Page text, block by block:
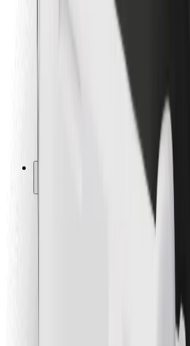
Para usuarios
Para conductores
Para repartidores
Para propietarios de flota
Para restaurantes
Bolt para empresas
Términos y Condiciones
¡Conseguí un viaje en minutos!
Descargar la app de Bolt